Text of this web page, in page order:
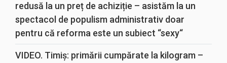
redusă la un preț de achiziție – asistăm la un
spectacol de populism administrativ doar
pentru că reforma este un subiect “sexy“
VIDEO. Timiș: primării cumpărate la kilogram –